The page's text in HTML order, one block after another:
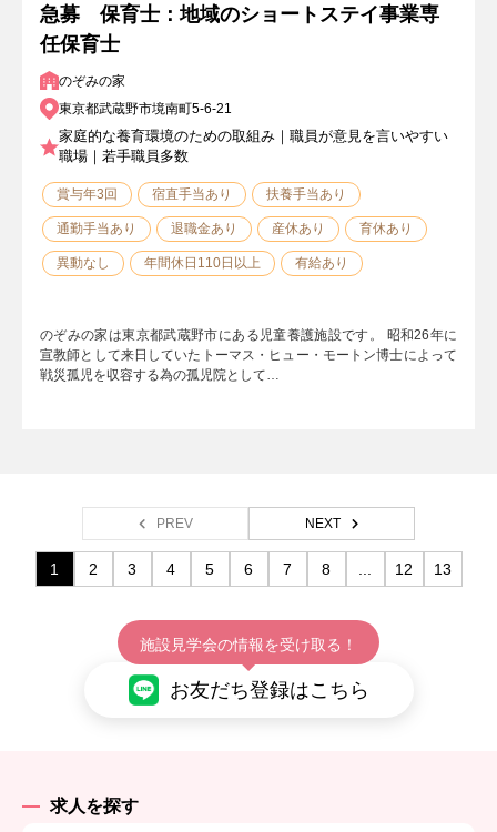
急募 保育士：地域のショートステイ事業専
任保育士
のぞみの家
東京都武蔵野市境南町5-6-21
家庭的な養育環境のための取組み｜職員が意見を言いやすい
職場｜若手職員多数
賞与年3回 宿直手当あり 扶養手当あり
通勤手当あり 退職金あり 産休あり 育休あり
異動なし 年間休日110日以上 有給あり
のぞみの家は東京都武蔵野市にある児童養護施設です。 昭和26年に
宣教師として来日していたトーマス・ヒュー・モートン博士によって
戦災孤児を収容する為の孤児院として…
PREV NEXT
1 2 3 4 5 6 7 8 12 13
施設見学会の情報を受け取る！
お友だち登録はこちら
求人を探す